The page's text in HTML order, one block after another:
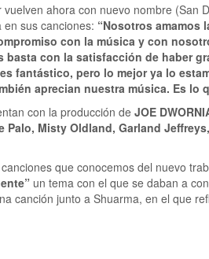
vuelven ahora con nuevo nombre (San
sus canciones: “Nosotros amamos
con la música y con
basta con la satisfacción de haber
fantástico, pero lo mejor ya lo
aprecian nuestra música. Es lo
con la producción de JOE
Palo, Misty Oldland, Garland
que conocemos del nuevo
un tema con el que se daban a
canción junto a Shuarma, en el que